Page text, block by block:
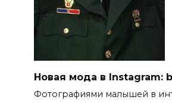
Новая мода в Instagram:
Фотографиями малышей в